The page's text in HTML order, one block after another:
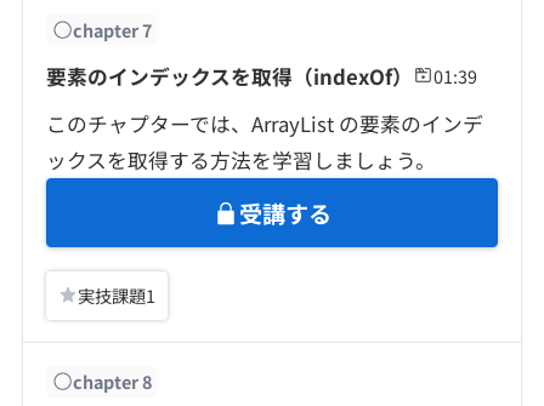
chapter7
要素のインデックスを取得（indexOf） 01:39
このチャプターでは、ArrayList の要素のインデ
ックスを取得する方法を学習しましょう。
受講する
実技課題1
chapter8